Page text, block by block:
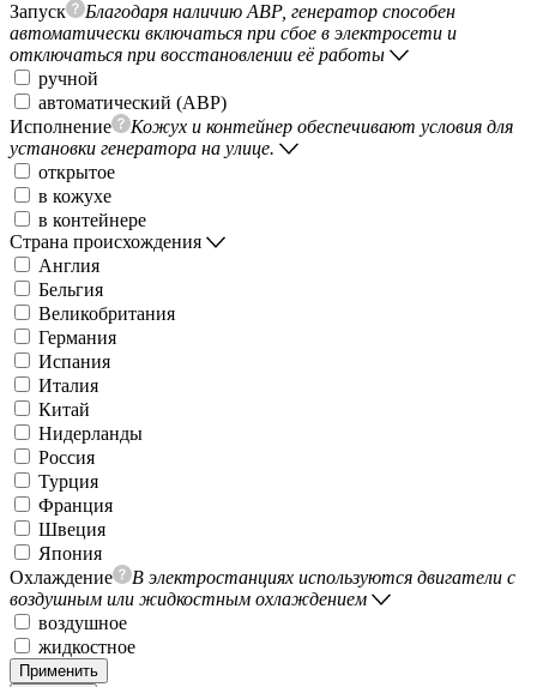
Запуск
Благодаря наличию АВР, генератор способен
автоматически включаться при сбое в электросети и
отключаться при восстановлении её работы
ручной
автоматический (АВР)
Исполнение
Кожух и контейнер обеспечивают условия для
установки генератора на улице.
открытое
в кожухе
в контейнере
Страна происхождения
Англия
Бельгия
Великобритания
Германия
Испания
Италия
Китай
Нидерланды
Россия
Турция
Франция
Швеция
Япония
Охлаждение
В электростанциях используются двигатели с
воздушным или жидкостным охлаждением
воздушное
жидкостное
Применить